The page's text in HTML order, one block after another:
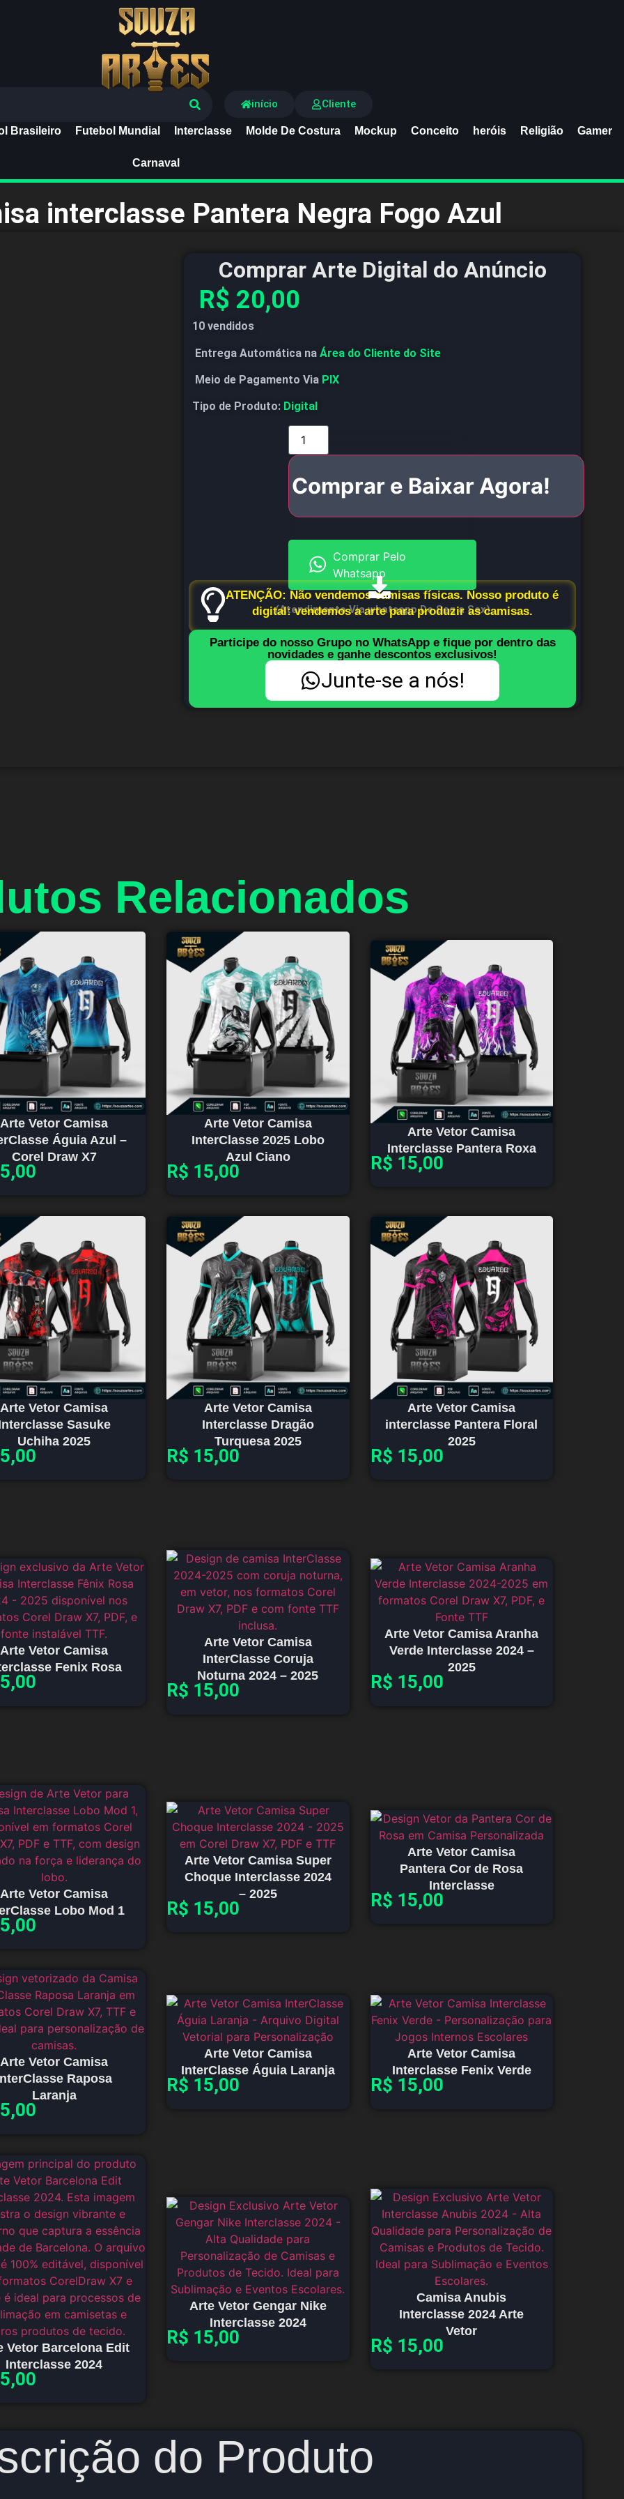
Brasileiro Futebol Mundial Interclasse Molde De Costura Mockup Conceito heróis Religião Gamer
Carnaval
início Cliente
interclasse Pantera Negra Fogo Azul
Comprar Arte Digital do Anúncio
R$ 20,00
10 vendidos
Entrega Automática na Área do Cliente do Site
Meio de Pagamento Via PIX
Tipo de Produto: Digital
Comprar e Baixar Agora!
Comprar Pelo
Whatsapp
(Atendimento Via whatsapp De Seg a Sex)
ATENÇÃO: Não vendemos camisas físicas. Nosso produto é
digital: vendemos a arte para produzir as camisas.
Participe do nosso Grupo no WhatsApp e fique por dentro das
novidades e ganhe descontos exclusivos!
Junte-se a nós!
Relacionados
Arte Vetor Camisa
Águia Azul –
Corel Draw X7
Arte Vetor Camisa
InterClasse 2025 Lobo
Azul Ciano
R$ 15,00
Arte Vetor Camisa
Interclasse Pantera Roxa
R$ 15,00
Arte Vetor Camisa
Sasuke
Uchiha 2025
Arte Vetor Camisa
Interclasse Dragão
Turquesa 2025
R$ 15,00
Arte Vetor Camisa
interclasse Pantera Floral
2025
R$ 15,00
Arte Vetor Camisa
Fenix Rosa
Arte Vetor Camisa
InterClasse Coruja
Noturna 2024 – 2025
R$ 15,00
Arte Vetor Camisa Aranha
Verde Interclasse 2024 –
2025
R$ 15,00
Arte Vetor Camisa
Lobo Mod 1
Arte Vetor Camisa Super
Choque Interclasse 2024
– 2025
R$ 15,00
Arte Vetor Camisa
Pantera Cor de Rosa
Interclasse
R$ 15,00
Arte Vetor Camisa
Raposa
Laranja
Arte Vetor Camisa
InterClasse Águia Laranja
R$ 15,00
Arte Vetor Camisa
Interclasse Fenix Verde
R$ 15,00
Vetor Barcelona Edit
Interclasse 2024
Arte Vetor Gengar Nike
Interclasse 2024
R$ 15,00
Camisa Anubis
Interclasse 2024 Arte
Vetor
R$ 15,00
do Produto